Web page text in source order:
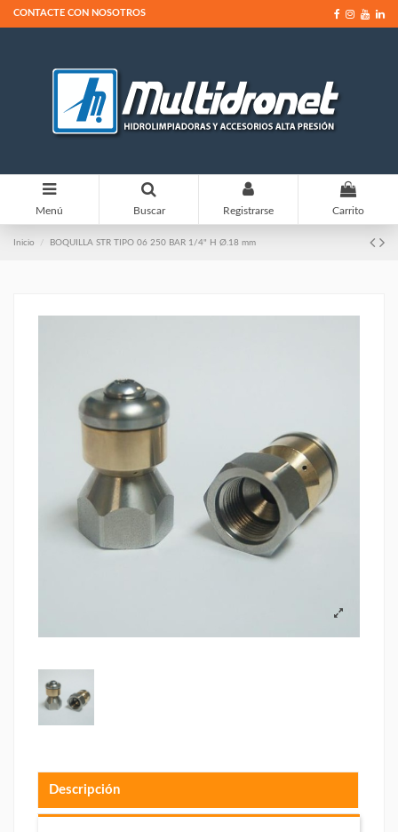
CONTACTE CON NOSOTROS
Menú Buscar Registrarse
0
Carrito
Inicio BOQUILLA STR TIPO 06 250 BAR 1/4" H Ø.18 mm
Descripción